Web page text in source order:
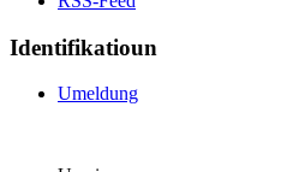
Identifikatioun
Umeldung